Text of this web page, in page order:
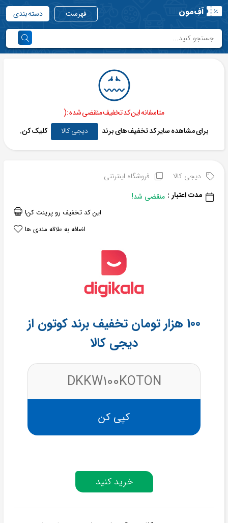
آفِ‌مون فهرست دسته بندی
متاسفانه این کد تخفیف منقضی شده :(
برای مشاهده سایر کد تخفیف‌های برند
دیجی کالا کلیک کن.
دیجی کالا
فروشگاه اینترنتی
مدت اعتبار : منقضی شد!
این کد تخفیف رو پرینت کن!
اضافه به علاقه مندی ها
100 هزار تومان تخفیف برند کوتون از
دیجی کالا
DKKW100KOTON
کپی کن
خرید کنید